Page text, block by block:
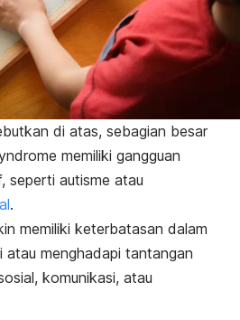
di atas, sebagian besar
memiliki gangguan
seperti autisme atau
.
memiliki keterbatasan dalam
atau menghadapi tantangan
komunikasi, atau